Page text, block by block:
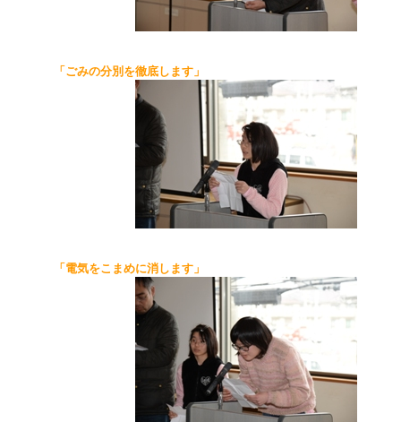
「ごみの分別を徹底します」
「電気をこまめに消します」